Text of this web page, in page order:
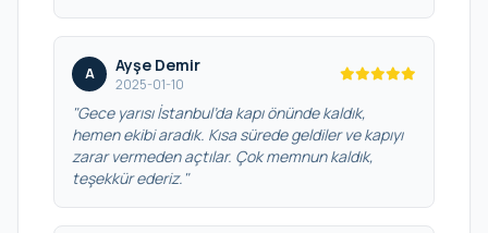
A Ayşe Demir
2025-01-10
"Gece yarısı İstanbul’da kapı önünde kaldık,
hemen ekibi aradık. Kısa sürede geldiler ve kapıyı
zarar vermeden açtılar. Çok memnun kaldık,
teşekkür ederiz."